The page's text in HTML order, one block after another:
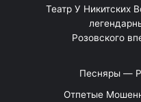
"Театр У
Розовского
Отпетые